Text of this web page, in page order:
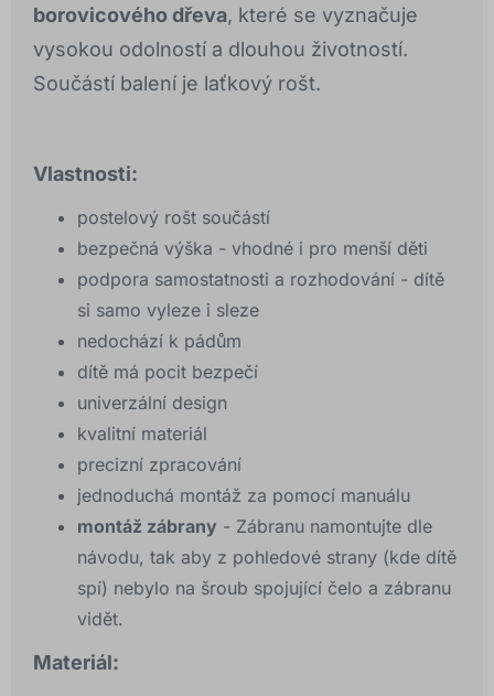
borovicového dřeva, které se vyznačuje
vysokou odolností a dlouhou životností.
Součástí balení je laťkový rošt.
Vlastnosti:
postelový rošt součástí
bezpečná výška - vhodné i pro menší děti
podpora samostatnosti a rozhodování - dítě
si samo vyleze i sleze
nedochází k pádům
dítě má pocit bezpečí
univerzální design
kvalitní materiál
precizní zpracování
jednoduchá montáž za pomocí manuálu
montáž zábrany - Zábranu namontujte dle
návodu, tak aby z pohledové strany (kde dítě
spí) nebylo na šroub spojující čelo a zábranu
vidět.
Materiál: